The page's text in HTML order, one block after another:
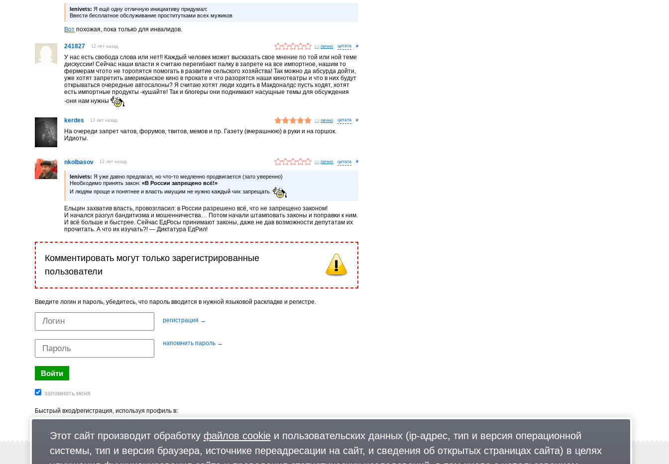
lenivets: Я ещё одну отличную инициативу придумал:
Ввести бесплатное обслуживание проститутками всех мужиков
Вот похожая, пока только для инвалидов.
241827 12 лет назад лично #
У нас есть свобода слова или нет!! Каждый человек может высказать свое мнение по той или ной теме
дискуссии! Сейчас наши власти я считаю перегибают палку в запрете на все импортное, нашим то
фермерам чтото не торопятся помогать в развитие сельского хозяйства! Так можно да абсурда дойти,
уже хотят запретить американское кино в прокате и что разорятся наши кинотеатры и что в них будут
открываться очередные автосалоны? Я считаю хотят люди ходить в Макдоналдс пусть ходят, хотят
есть импортные продукты -кушайте! Так и блогеры они поднимают насущные темы для обсуждения
-они нам нужны
kerdes 12 лет назад лично #
На очереди запрет чатов, форумов, твитов, мемов и пр. Газету (вчерашнюю) в руки и на горшок.
Идиоты.
nkolbasov 12 лет назад лично #
lenivets: Я уже давно предлагал, но что-то медленно продвигается (зато уверенно)
Необходимо принять закон:«В России запрещено всё!»
И людям проще и понятнее и власть имущим не нужно каждый чих запрещать.
Ельцин захватив власть, провозгласил: в России разрешено всё, что не запрещено законом!
И начался разгул бандитизма и мошенничества… Потом начали штамповать законы и поправки к ним.
И всё больше и быстрее. Сейчас ЕдРосы принимают законы, даже не дав возможности депутатам их
прочитать. А что их изучать?! — Диктатура ЕдРил!
Комментировать могут только зарегистрированные
пользователи
Введите логин и пароль, убедитесь, что пароль вводится в нужной языковой раскладке и регистре.
регистрация →
напомнить пароль →
Быстрый вход/регистрация, используя профиль в:
Новости
Фото
О городском округе
Обратная связь
Этот сайт производит обработку файлов cookieи пользовательских данных (ip-адрес, тип и версия операционной
системы, тип и версия браузера, источнике переадресации на сайт, и сведения об открытых страницах сайта) в целях